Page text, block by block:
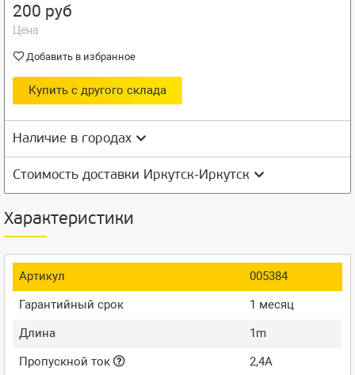
200 руб
Цена
Добавить в избранное
Купить с другого склада
Наличие в городах
Стоимость доставки Иркутск-Иркутск
Характеристики
Артикул
005384
Гарантийный срок
1 месяц
Длина
1m
Пропускной ток
2,4A